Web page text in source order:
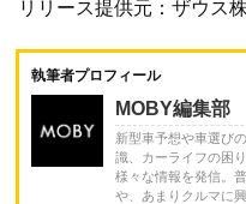
リリース提供元：ザウス
執筆者プロフィール
MOBY編集部
新型車予想や車選び
識、カーライフの困
様々な情報を発信。
や、あまりクルマに興